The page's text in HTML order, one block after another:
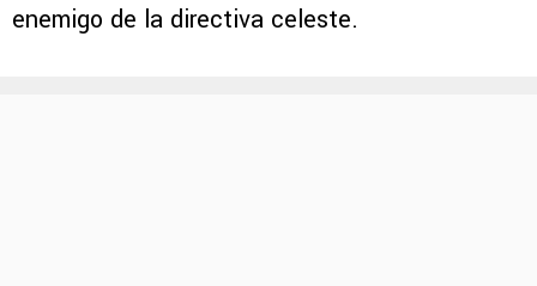
enemigo de la directiva celeste.